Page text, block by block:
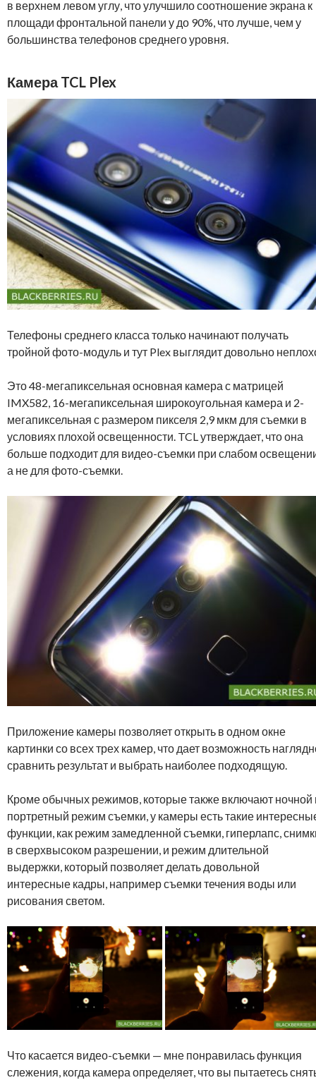
в верхнем левом углу, что улучшило соотношение экрана к
площади фронтальной панели у до 90%, что лучше, чем у
большинства телефонов среднего уровня.
Камера TCL Plex
Телефоны среднего класса только начинают получать
тройной фото-модуль и тут Plex выглядит довольно
Это 48-мегапиксельная основная камера с матрицей
IMX582, 16-мегапиксельная широкоугольная камера и 2-
мегапиксельная с размером пикселя 2,9 мкм для съемки в
условиях плохой освещенности. TCL утверждает, что она
больше подходит для видео-съемки при слабом
а не для фото-съемки.
Приложение камеры позволяет открыть в одном окне
картинки со всех трех камер, что дает возможность
сравнить результат и выбрать наиболее подходящую.
Кроме обычных режимов, которые также включают ночной
портретный режим съемки, у камеры есть такие
функции, как режим замедленной съемки, гиперлапс,
в сверхвысоком разрешении, и режим длительной
выдержки, который позволяет делать довольной
интересные кадры, например съемки течения воды или
рисования светом.
Что касается видео-съемки — мне понравилась функция
слежения, когда камера определяет, что вы пытаетесь